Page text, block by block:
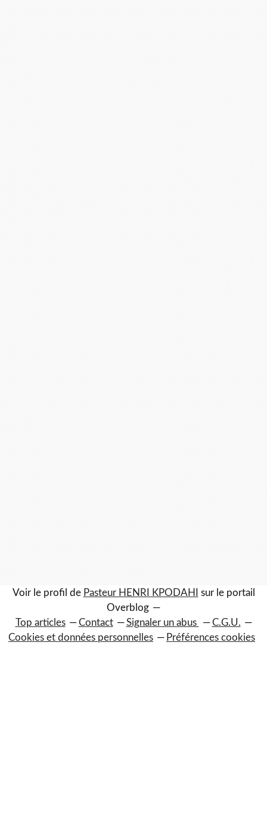
Voir le profil de Pasteur HENRI KPODAHI
sur le portail
Overblog
Top articles
Contact Signaler un abus
C.G.U.
Cookies et données personnelles
Préférences cookies